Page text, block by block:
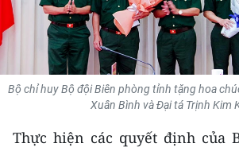
BẠN ĐỌC
KIỂM CHỨNG THÔNG TIN
TRI THỨC CHUYÊN SÂU
54 DÂN TỘC VIỆT NAM
Bộ chỉ huy Bộ đội Biên phòng tỉnh tặng hoa
Xuân Bình và Đại tá Trịnh Kim
Thực hiện các quyết định của